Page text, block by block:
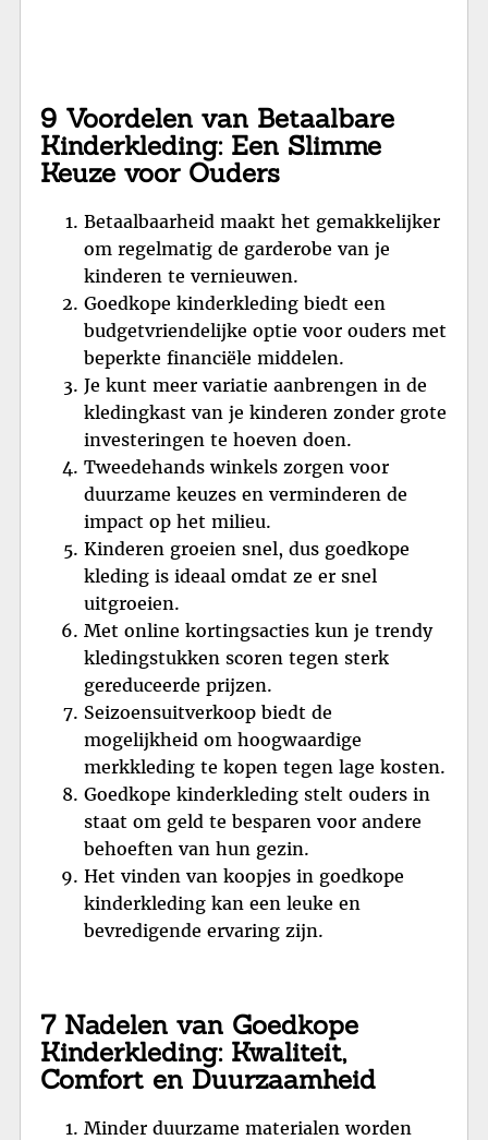
9 Voordelen van Betaalbare
Kinderkleding: Een Slimme
Keuze voor Ouders
Betaalbaarheid maakt het gemakkelijker
om regelmatig de garderobe van je
kinderen te vernieuwen.
Goedkope kinderkleding biedt een
budgetvriendelijke optie voor ouders met
beperkte financiële middelen.
Je kunt meer variatie aanbrengen in de
kledingkast van je kinderen zonder grote
investeringen te hoeven doen.
Tweedehands winkels zorgen voor
duurzame keuzes en verminderen de
impact op het milieu.
Kinderen groeien snel, dus goedkope
kleding is ideaal omdat ze er snel
uitgroeien.
Met online kortingsacties kun je trendy
kledingstukken scoren tegen sterk
gereduceerde prijzen.
Seizoensuitverkoop biedt de
mogelijkheid om hoogwaardige
merkkleding te kopen tegen lage kosten.
Goedkope kinderkleding stelt ouders in
staat om geld te besparen voor andere
behoeften van hun gezin.
Het vinden van koopjes in goedkope
kinderkleding kan een leuke en
bevredigende ervaring zijn.
7 Nadelen van Goedkope
Kinderkleding: Kwaliteit,
Comfort en Duurzaamheid
Minder duurzame materialen worden